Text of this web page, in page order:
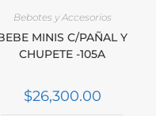
Bebotes y Accesorios
MINIS C/PAÑAL Y
CHUPETE -105A
$26,300.00